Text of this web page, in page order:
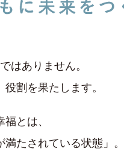
はありません。
割を果たします。
とは、
満たされている状態」